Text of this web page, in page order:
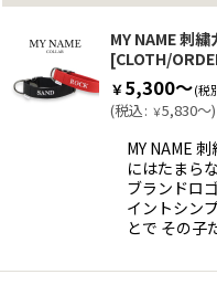
MY NAME 刺
[CLOTH/
￥5,300～(税
(税込: ￥5,830～)
MY NAME
にはたまら
ブランドロ
イントシン
とで その子